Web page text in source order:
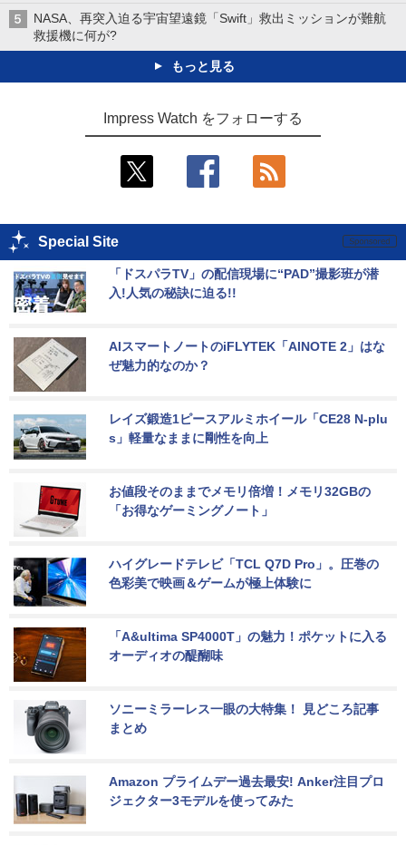
NASA、再突入迫る宇宙望遠鏡「Swift」救出ミッションが難航
救援機に何が?
もっと見る
Impress Watch をフォローする
Special Site
「ドスパラTV」の配信現場に“PAD”撮影班が潜
入!人気の秘訣に迫る!!
AIスマートノートのiFLYTEK「AINOTE 2」はな
ぜ魅力的なのか？
レイズ鍛造1ピースアルミホイール「CE28 N-plu
s」軽量なままに剛性を向上
お値段そのままでメモリ倍増！メモリ32GBの
「お得なゲーミングノート」
ハイグレードテレビ「TCL Q7D Pro」。圧巻の
色彩美で映画＆ゲームが極上体験に
「A&ultima SP4000T」の魅力！ポケットに入る
オーディオの醍醐味
ソニーミラーレス一眼の大特集！ 見どころ記事
まとめ
Amazon プライムデー過去最安! Anker注目プロ
ジェクター3モデルを使ってみた